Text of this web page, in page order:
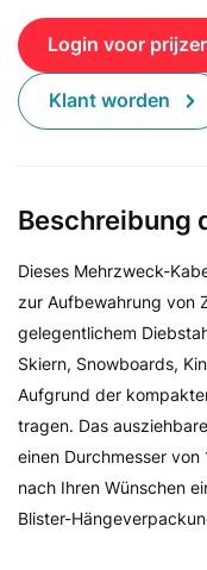
Login voor
Klant worden
Beschreibung
Dieses Mehrzweck-
zur Aufbewahrung von
gelegentlichem
Skiern, Snowboards,
Aufgrund der
tragen. Das
einen Durchmesser
nach Ihren Wünschen
Blister-